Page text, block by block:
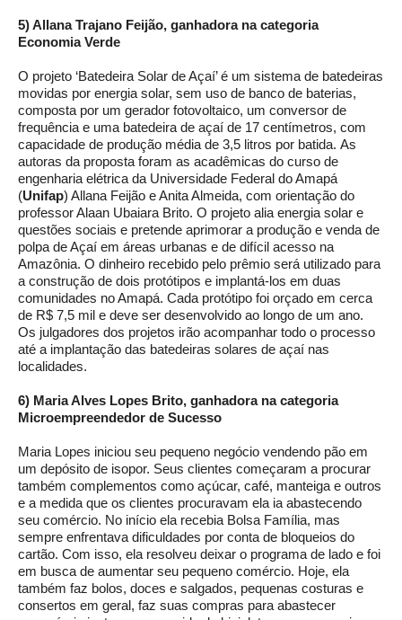
5) Allana Trajano Feijão, ganhadora na categoria
Economia Verde
O projeto ‘Batedeira Solar de Açaí’ é um sistema de batedeiras
movidas por energia solar, sem uso de banco de baterias,
composta por um gerador fotovoltaico, um conversor de
frequência e uma batedeira de açaí de 17 centímetros, com
capacidade de produção média de 3,5 litros por batida. As
autoras da proposta foram as acadêmicas do curso de
engenharia elétrica da Universidade Federal do Amapá
(Unifap) Allana Feijão e Anita Almeida, com orientação do
professor Alaan Ubaiara Brito. O projeto alia energia solar e
questões sociais e pretende aprimorar a produção e venda de
polpa de Açaí em áreas urbanas e de difícil acesso na
Amazônia. O dinheiro recebido pelo prêmio será utilizado para
a construção de dois protótipos e implantá-los em duas
comunidades no Amapá. Cada protótipo foi orçado em cerca
de R$ 7,5 mil e deve ser desenvolvido ao longo de um ano.
Os julgadores dos projetos irão acompanhar todo o processo
até a implantação das batedeiras solares de açaí nas
localidades.
6) Maria Alves Lopes Brito, ganhadora na categoria
Microempreendedor de Sucesso
Maria Lopes iniciou seu pequeno negócio vendendo pão em
um depósito de isopor. Seus clientes começaram a procurar
também complementos como açúcar, café, manteiga e outros
e a medida que os clientes procuravam ela ia abastecendo
seu comércio. No início ela recebia Bolsa Família, mas
sempre enfrentava dificuldades por conta de bloqueios do
cartão. Com isso, ela resolveu deixar o programa de lado e foi
em busca de aumentar seu pequeno comércio. Hoje, ela
também faz bolos, doces e salgados, pequenas costuras e
consertos em geral, faz suas compras para abastecer